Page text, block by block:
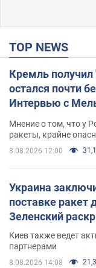
TOP NEWS
Кремль
остался почти
Интервью с
Мнение о том, что у
ракеты, крайне
8.08.2026 12:00
Украина
поставке
Зеленский
Киев также ведет
партнерами
8.08.2026 14:08